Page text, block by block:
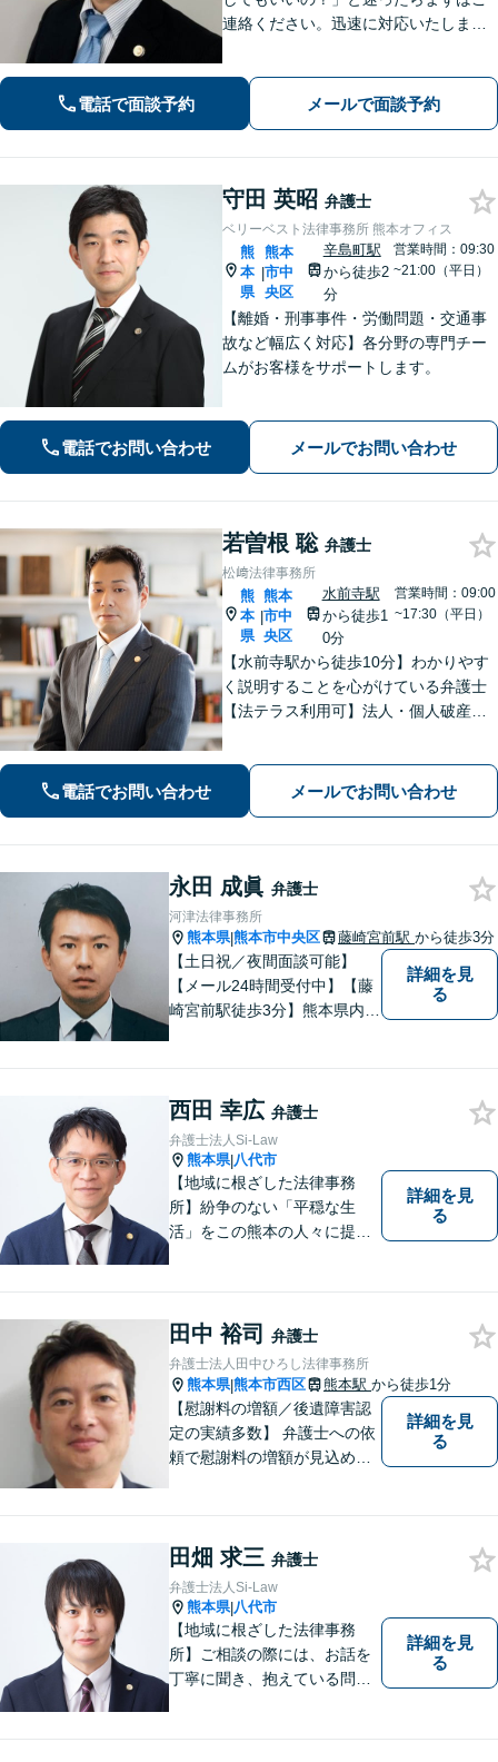
連絡ください。迅速に対応いたしま
電話で面談予約 メールで面談予約
守田 英昭 弁護士
ベリーベスト法律事務所 熊本オフィス
熊
本
県
|
熊本
市中
央区
辛島町駅
から徒歩2
分
営業時間：09:30
~21:00（平日）
【離婚・刑事事件・労働問題・交通事
故など幅広く対応】各分野の専門チー
ムがお客様をサポートします。
電話でお問い合わせ メールでお問い合わせ
若曽根 聡 弁護士
松﨑法律事務所
熊
本
県
|
熊本
市中
央区
水前寺駅
から徒歩1
0分
営業時間：09:00
~17:30（平日）
【水前寺駅から徒歩10分】わかりやす
く説明することを心がけている弁護士
【法テラス利用可】法人・個人破産申
対応でスムーズに解決できるよう尽力
します。
電話でお問い合わせ メールでお問い合わせ
永田 成眞 弁護士
河津法律事務所
熊本県|熊本市中央区 藤崎宮前駅 から徒歩3分
【土日祝／夜間面談可能】
【メール24時間受付中】【藤
崎宮前駅徒歩3分】熊本県内及
の方の契約関係トラブルまで
幅広くご相談いただいており
ます。お気軽にご相談くださ
い。
詳細を見
る
西田 幸広 弁護士
弁護士法人Si-Law
熊本県|八代市
【地域に根ざした法律事務
所】紛争のない「平穏な生
活」をこの熊本の人々に提供
の人たちに紛争のない「平穏
な生活」を提供するという志
を持って日々の仕事に取り組
んでまいります。
詳細を見
る
田中 裕司 弁護士
弁護士法人田中ひろし法律事務所
熊本県|熊本市西区 熊本駅 から徒歩1分
【慰謝料の増額／後遺障害認
定の実績多数】 弁護士への依
頼で慰謝料の増額が見込めま
ノウハウ多数】相続手続きか
ら遺言書までトータルサポー
ト【JR熊本駅から徒歩1分】
詳細を見
る
田畑 求三 弁護士
弁護士法人Si-Law
熊本県|八代市
【地域に根ざした法律事務
所】ご相談の際には、お話を
丁寧に聞き、抱えている問題
詳細を見
る